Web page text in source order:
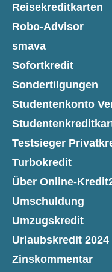
Reisekreditkarten
Robo-Advisor
smava
Sofortkredit
Sondertilgungen
Studentenkonto
Testsieger
Turbokredit
Über Online-
Umschuldung
Umzugskredit
Urlaubskredit 2024
Zinskommentar